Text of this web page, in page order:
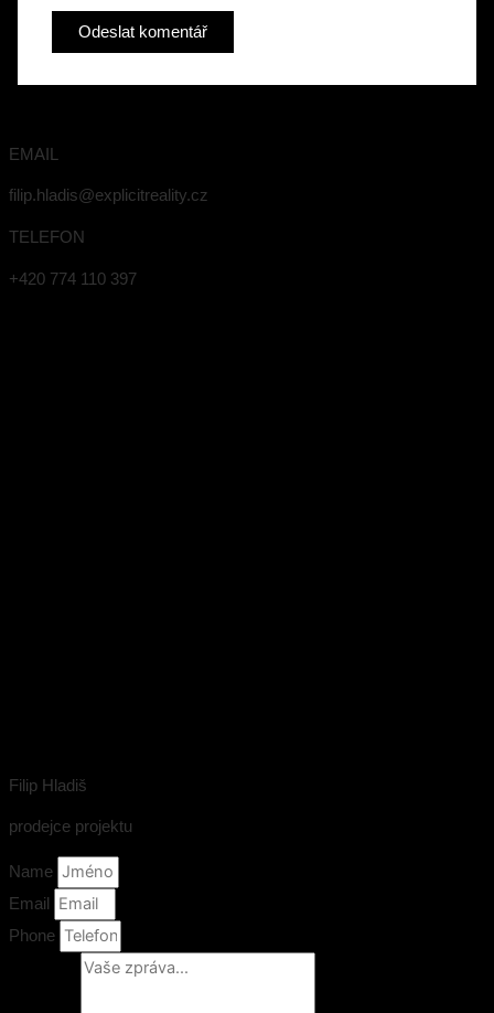
EMAIL
filip.hladis@explicitreality.cz
TELEFON
+420 774 110 397
Filip Hladiš
prodejce projektu
Name
Email
Phone